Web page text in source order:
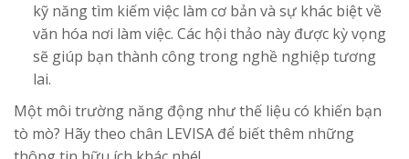
kỹ năng tìm kiếm việc làm cơ bản và sự khác biệt về
văn hóa nơi làm việc. Các hội thảo này được kỳ vọng
sẽ giúp bạn thành công trong nghề nghiệp tương
lai.
Một môi trường năng động như thế liệu có khiến bạn
tò mò? Hãy theo chân LEVISA để biết thêm những